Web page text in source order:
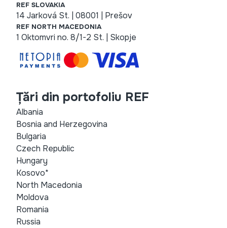
REF SLOVAKIA
14 Jarková St. | 08001 | Prešov
REF NORTH MACEDONIA
1 Oktomvri no. 8/1-2 St. | Skopje
Țări din portofoliu REF
Albania
Bosnia and Herzegovina
Bulgaria
Czech Republic
Hungary
Kosovo*
North Macedonia
Moldova
Romania
Russia